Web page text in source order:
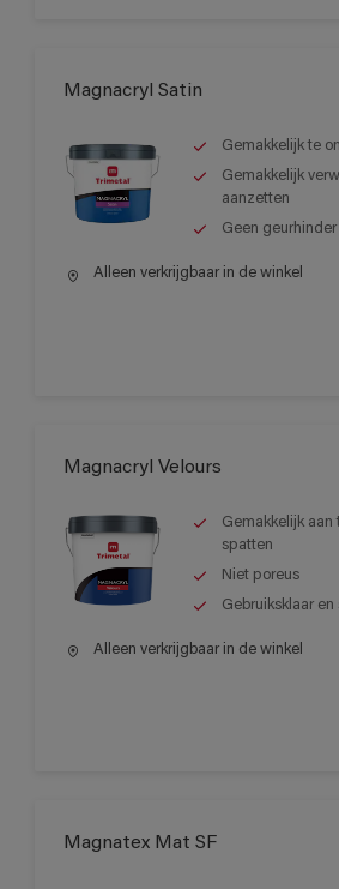
Magnacryl Satin
Gemakkelijk te
Gemakkelijk
aanzetten
Geen geurhinder
Alleen verkrijgbaar in de winkel
Magnacryl Velours
Gemakkelijk aan
spatten
Niet poreus
Gebruiksklaar
Alleen verkrijgbaar in de winkel
Magnatex Mat SF